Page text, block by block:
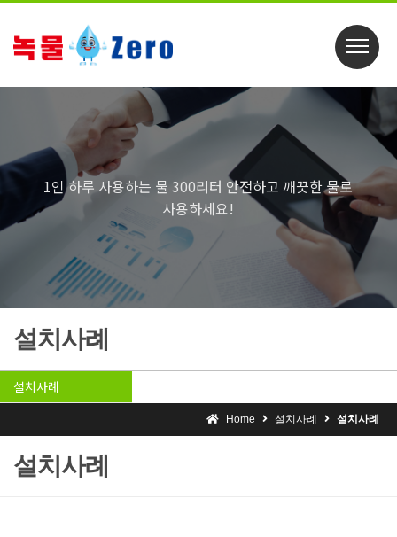
1인 하루 사용하는 물 300리터 안전하고 깨끗한 물로
사용하세요!
설치사례
설치사례
Home 설치사례 설치사례
설치사례